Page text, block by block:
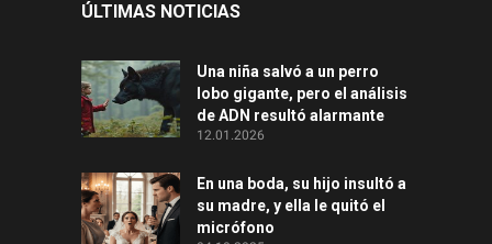
ÚLTIMAS NOTICIAS
Una niña salvó a un perro
lobo gigante, pero el análisis
de ADN resultó alarmante
12.01.2026
En una boda, su hijo insultó a
su madre, y ella le quitó el
micrófono